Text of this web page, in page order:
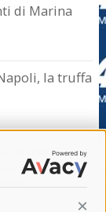
di Marina
la truffa
in mare
incontro